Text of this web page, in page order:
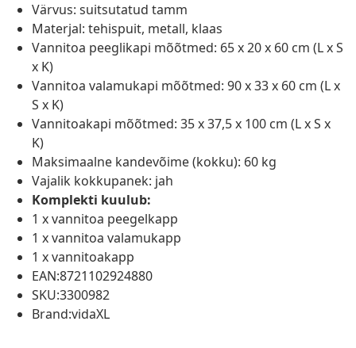
Värvus: suitsutatud tamm
Materjal: tehispuit, metall, klaas
Vannitoa peeglikapi mõõtmed: 65 x 20 x 60 cm (L x S
x K)
Vannitoa valamukapi mõõtmed: 90 x 33 x 60 cm (L x
S x K)
Vannitoakapi mõõtmed: 35 x 37,5 x 100 cm (L x S x
K)
Maksimaalne kandevõime (kokku): 60 kg
Vajalik kokkupanek: jah
Komplekti kuulub:
1 x vannitoa peegelkapp
1 x vannitoa valamukapp
1 x vannitoakapp
EAN:8721102924880
SKU:3300982
Brand:vidaXL